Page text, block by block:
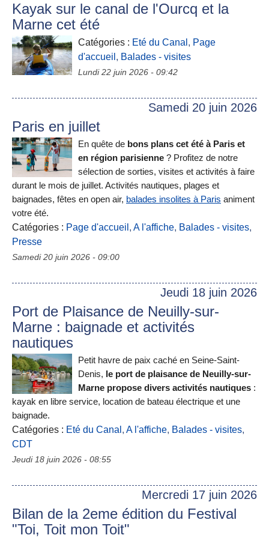
Kayak sur le canal de l'Ourcq et la
Marne cet été
Catégories : Eté du Canal , Page
d'accueil , Balades - visites
Lundi 22 juin 2026 - 09:42
Samedi 20 juin 2026
Paris en juillet
En quête de bons plans cet été à Paris et
en région parisienne ? Profitez de notre
sélection de sorties, visites et activités à faire
durant le mois de juillet. Activités nautiques, plages et
baignades, fêtes en open air, balades insolites à Paris animent
votre été.
Catégories : Page d'accueil , A l'affiche, Balades - visites,
Presse
Samedi 20 juin 2026 - 09:00
Jeudi 18 juin 2026
Port de Plaisance de Neuilly-sur-
Marne : baignade et activités
nautiques
Petit havre de paix caché en Seine-Saint-
Denis, le port de plaisance de Neuilly-sur-
Marne propose divers activités nautiques :
kayak en libre service, location de bateau électrique et une
baignade.
Catégories : Eté du Canal , A l'affiche, Balades - visites,
CDT
Jeudi 18 juin 2026 - 08:55
Mercredi 17 juin 2026
Bilan de la 2eme édition du Festival
"Toi, Toit mon Toit"